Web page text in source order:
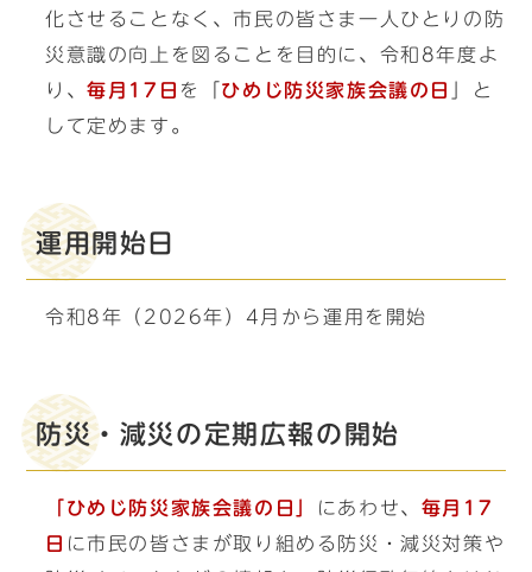
化させることなく、市民の皆さま一人ひとりの防
災意識の向上を図ることを目的に、令和8年度よ
り、毎月17日 を「 ひめじ防災家族会議の日
」と
して定めます。
運用開始日
令和8年（2026年）4月から運用を開始
防災・減災の定期広報の開始
「ひめじ防災家族会議の日」 にあわせ、 毎月17
日 に市民の皆さまが取り組める防災・減災対策や